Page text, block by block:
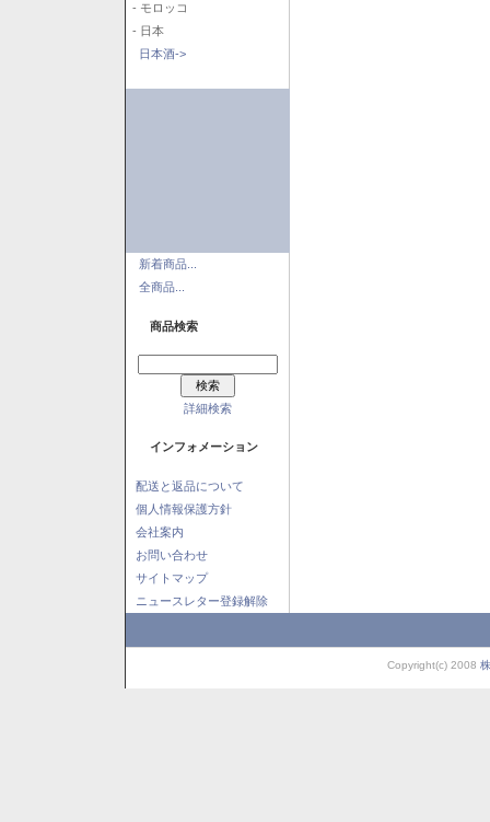
- モロッコ
- 日本
日本酒->
新着商品...
全商品...
商品検索
詳細検索
インフォメーション
配送と返品について
個人情報保護方針
会社案内
お問い合わせ
サイトマップ
ニュースレター登録解除
Copyright(c) 2008